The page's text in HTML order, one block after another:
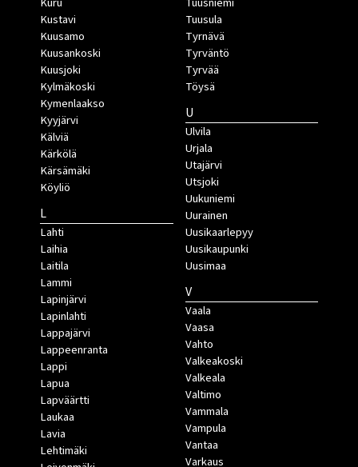
Kustavi
Kuusamo
Kuusankoski
Kuusjoki
Kylmäkoski
Kymenlaakso
Kyyjärvi
Kälviä
Kärkölä
Kärsämäki
Köyliö
L
Lahti
Laihia
Laitila
Lammi
Lapinjärvi
Lapinlahti
Lappajärvi
Lappeenranta
Lappi
Lapua
Lapväärtti
Laukaa
Lavia
Lehtimäki
Tuusula
Tyrnävä
Tyrväntö
Tyrvää
Töysä
U
Ulvila
Urjala
Utajärvi
Utsjoki
Uukuniemi
Uurainen
Uusikaarlepyy
Uusikaupunki
Uusimaa
V
Vaala
Vaasa
Vahto
Valkeakoski
Valkeala
Valtimo
Vammala
Vampula
Vantaa
Varkaus